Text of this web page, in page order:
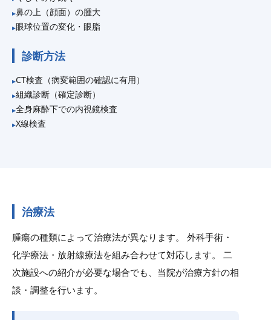
鼻の上（顔面）の腫大
眼球位置の変化・眼脂
診断方法
CT検査（病変範囲の確認に有用）
組織診断（確定診断）
全身麻酔下での内視鏡検査
X線検査
治療法
腫瘍の種類によって治療法が異なります。 外科手術・
化学療法・放射線療法を組み合わせて対応します。 二
次施設への紹介が必要な場合でも、当院が治療方針の相
談・調整を行います。